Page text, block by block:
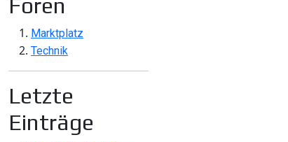
Foren
Marktplatz
Technik
Letzte
Einträge